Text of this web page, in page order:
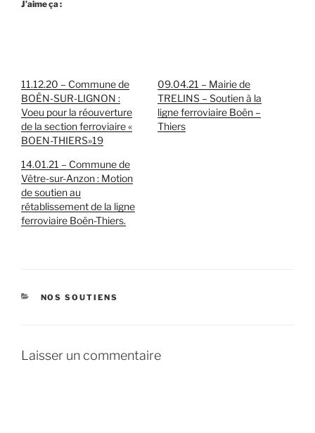
J’aime ça :
11.12.20 – Commune de
BOËN-SUR-LIGNON :
Voeu pour la réouverture
de la section ferroviaire «
BOEN-THIERS»19
09.04.21 – Mairie de
TRELINS – Soutien à la
ligne ferroviaire Boën –
Thiers
14.01.21 – Commune de
Vêtre-sur-Anzon : Motion
de soutien au
rétablissement de la ligne
ferroviaire Boën-Thiers.
CATÉGORIES
NOS SOUTIENS
Laisser un commentaire